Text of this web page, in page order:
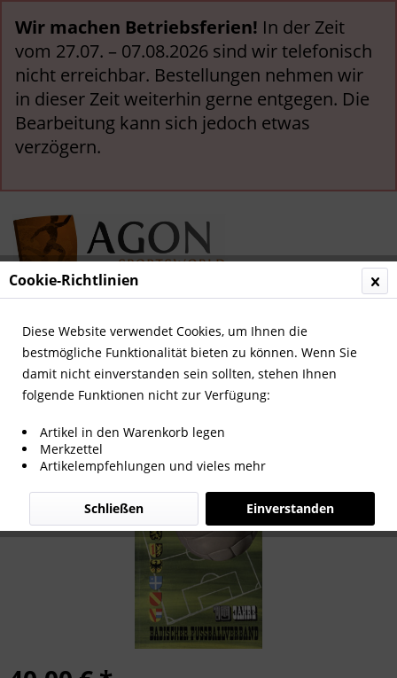
Wir machen Betriebsferien! In der Zeit
vom 27.07. – 07.08.2026 sind wir telefonisch
nicht erreichbar. Bestellungen nehmen wir
in dieser Zeit weiterhin gerne entgegen. Die
Bearbeitung kann sich jedoch etwas
verzögern.
Menü
Übersicht Festschriften
Cookie-Richtlinien
Diese Website verwendet Cookies, um Ihnen die
bestmögliche Funktionalität bieten zu können. Wenn Sie
damit nicht einverstanden sein sollten, stehen Ihnen
folgende Funktionen nicht zur Verfügung:
Artikel in den Warenkorb legen
Merkzettel
Artikelempfehlungen und vieles mehr
Einverstanden
Schließen